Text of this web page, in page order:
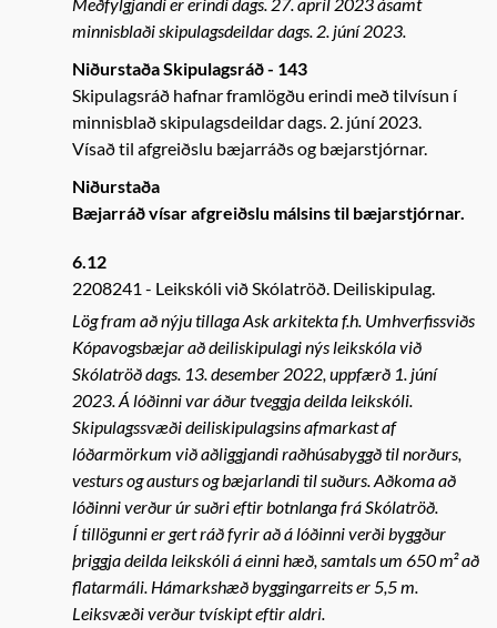
minnisblaði skipulagsdeildar dags. 2. júní 2023.
Niðurstaða Skipulagsráð - 143
Skipulagsráð hafnar framlögðu erindi með tilvísun í
minnisblað skipulagsdeildar dags. 2. júní 2023.
Vísað til afgreiðslu bæjarráðs og bæjarstjórnar.
Niðurstaða
Bæjarráð vísar afgreiðslu málsins til bæjarstjórnar.
6.12
2208241
Leikskóli við Skólatröð. Deiliskipulag.
Lög fram að nýju tillaga Ask arkitekta f.h. Umhverfissviðs
Kópavogsbæjar að deiliskipulagi nýs leikskóla við
Skólatröð dags. 13. desember 2022, uppfærð 1. júní
2023. Á lóðinni var áður tveggja deilda leikskóli.
Skipulagssvæði deiliskipulagsins afmarkast af
lóðarmörkum við aðliggjandi raðhúsabyggð til norðurs,
vesturs og austurs og bæjarlandi til suðurs. Aðkoma að
lóðinni verður úr suðri eftir botnlanga frá Skólatröð.
Í tillögunni er gert ráð fyrir að á lóðinni verði byggður
þriggja deilda leikskóli á einni hæð, samtals um 650 m² að
flatarmáli. Hámarkshæð byggingarreits er 5,5 m.
Leiksvæði verður tvískipt eftir aldri.